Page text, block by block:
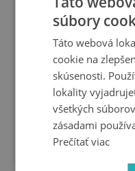
19.99 €
súbory
Táto webová
cookie na
skúsenosti.
lokality
všetkých
zásadami
Prečítať viac